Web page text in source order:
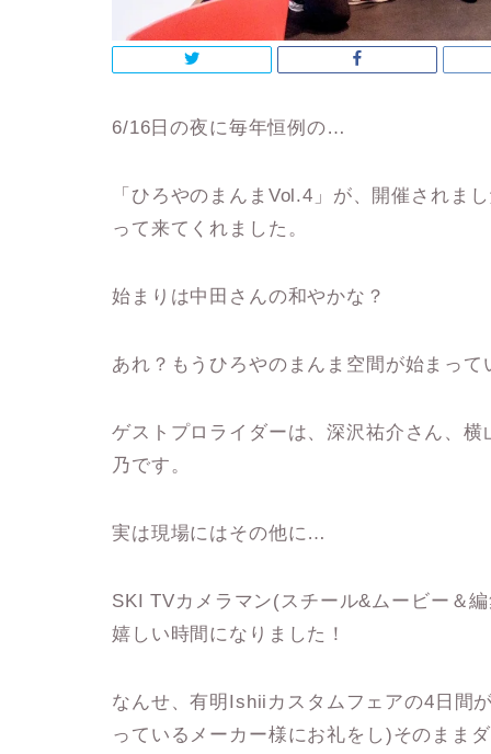
6/16日の夜に毎年恒例の…
「ひろやのまんまVol.4」が、開催されま
って来てくれました。
始まりは中田さんの和やかな？
あれ？もうひろやのまんま空間が始まって
ゲストプロライダーは、深沢祐介さん、
乃です。
実は現場にはその他に…
SKI TVカメラマン(スチール&ムービー＆
嬉しい時間になりました！
なんせ、有明Ishiiカスタムフェアの4日間
っているメーカー様にお礼をし)そのまま